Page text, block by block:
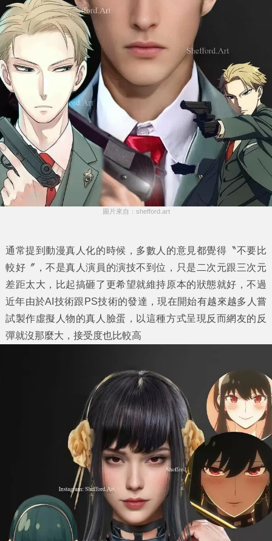
圖片來自：shefford.art
通常提到動漫真人化的時候，多數人的意見都覺得〝不要比
較好〞，不是真人演員的演技不到位，只是二次元跟三次元
差距太大，比起搞砸了更希望就維持原本的狀態就好，不過
近年由於AI技術跟PS技術的發達，現在開始有越來越多人嘗
試製作虛擬人物的真人臉蛋，以這種方式呈現反而網友的反
彈就沒那麼大，接受度也比較高